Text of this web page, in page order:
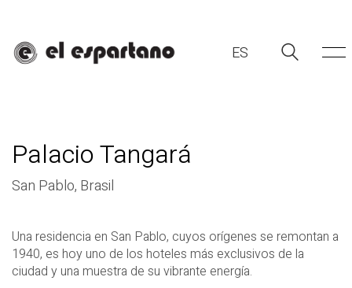
ES
ES
Palacio Tangará
San Pablo, Brasil
Una residencia en San Pablo, cuyos orígenes se remontan a
1940, es hoy uno de los hoteles más exclusivos de la
ciudad y una muestra de su vibrante energía.